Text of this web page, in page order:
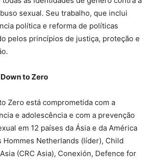
sexual. Seu trabalho, que inclui
política e reforma de políticas
pelos princípios de justiça, proteção e
to Zero
Zero está comprometida com a
e adolescência e com a prevenção
em 12 países da Ásia e da América
Hommes Netherlands (líder), Child
(CRC Asia), Conexión, Defence for